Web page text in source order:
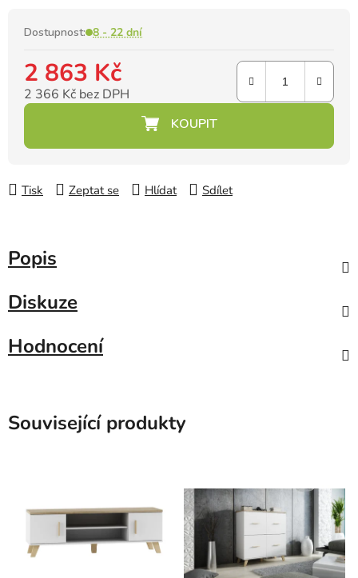
Dostupnost: 8 - 22 dní
2 863 Kč
2 366 Kč bez DPH
Měrná cena:
Tisk Zeptat se Hlídat Sdílet
Popis
Diskuze
Hodnocení
Související produkty